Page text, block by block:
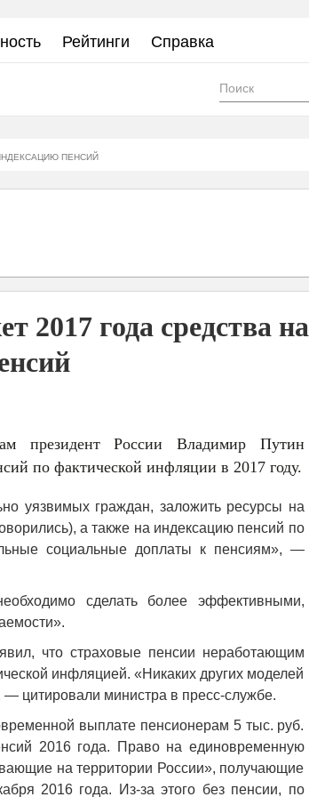
Рейтинги Справка
Форма
поиска
ПЕНСИЙ
2017 года средства на
президент России Владимир Путин
по фактической инфляции в 2017 году.
уязвимых граждан, заложить ресурсы на
а также на индексацию пенсий по
социальные доплаты к пенсиям», —
сделать более эффективными,
что страховые пенсии неработающим
инфляцией. «Никаких других моделей
— цитировали министра в пресс-службе.
выплате пенсионерам 5 тыс. руб.
2016 года. Право на единовременную
на территории России», получающие
2016 года. Из-за этого без пенсии, по